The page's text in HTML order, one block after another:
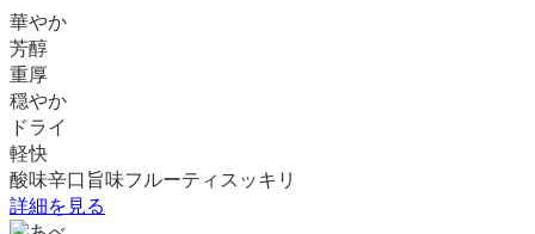
華やか
芳醇
重厚
穏やか
ドライ
軽快
酸味辛口 旨味フルーティ スッキリ
詳細を見る